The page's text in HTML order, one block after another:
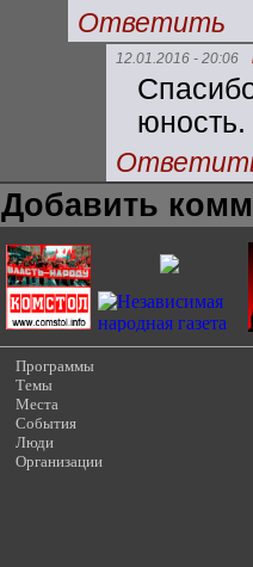
Ответить
12.01.2016 - 20:06
юность.
Добавить
Программы
Темы
Места
События
Люди
Организации